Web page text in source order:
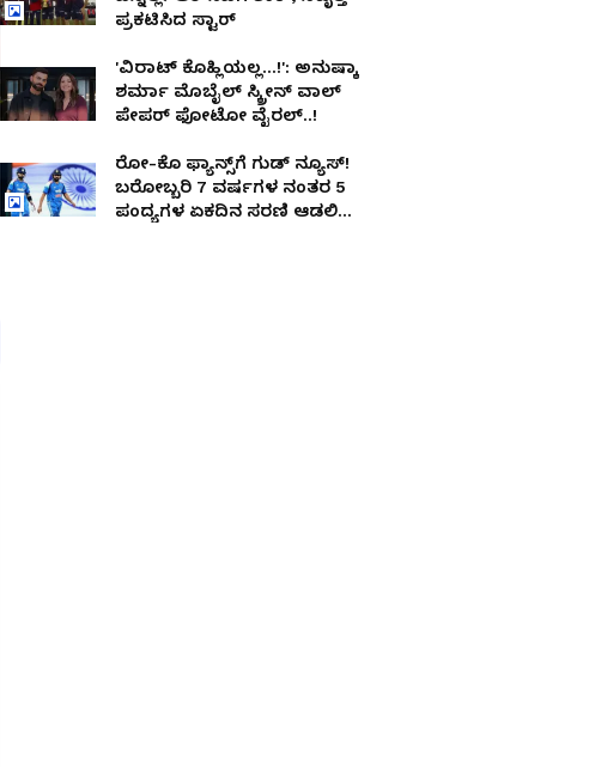
ಪ್ರಕಟಿಸಿದ ಸ್ಟಾರ್‌
'ವಿರಾಟ್ ಕೊಹ್ಲಿಯಲ್ಲ...!': ಅನುಷ್ಕಾ
ಶರ್ಮಾ ಮೊಬೈಲ್ ಸ್ಕ್ರೀನ್‌ ವಾಲ್‌
ಪೇಪರ್‌ ಫೋಟೋ ವೈರಲ್..!
ರೋ-ಕೊ ಫ್ಯಾನ್ಸ್‌ಗೆ ಗುಡ್ ನ್ಯೂಸ್!
ಬರೋಬ್ಬರಿ 7 ವರ್ಷಗಳ ನಂತರ 5
ಪಂದ್ಯಗಳ ಏಕದಿನ ಸರಣಿ ಆಡಲಿದೆ